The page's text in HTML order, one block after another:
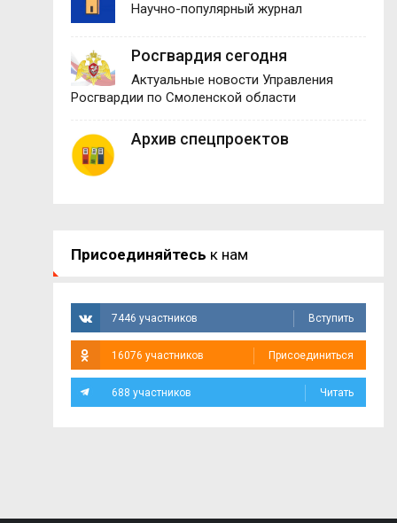
Научно-популярный журнал
Росгвардия сегодня
Актуальные новости Управления
Росгвардии по Смоленской области
Архив спецпроектов
Присоединяйтесь к нам
7446 участников Вступить
16076 участников Присоединиться
688 участников Читать